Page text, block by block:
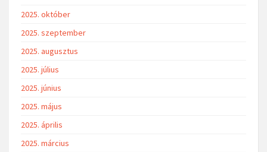
2025. október
2025. szeptember
2025. augusztus
2025. július
2025. június
2025. május
2025. április
2025. március